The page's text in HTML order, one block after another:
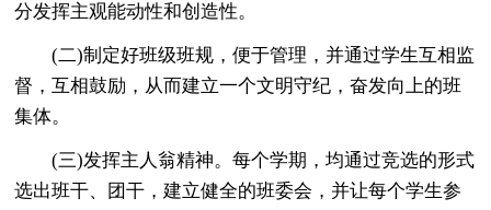
分发挥主观能动性和创造性。
(二)制定好班级班规，便于管理，并通过学生互相监
督，互相鼓励，从而建立一个文明守纪，奋发向上的班
集体。
(三)发挥主人翁精神。每个学期，均通过竞选的形式
选出班干、团干，建立健全的班委会，并让每个学生参